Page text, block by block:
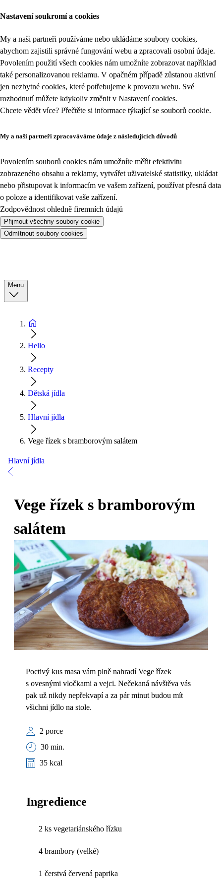
Nastavení soukromí a cookies
My a naši partneři používáme nebo ukládáme soubory cookies,
abychom zajistili správné fungování webu a zpracovali osobní údaje.
Povolením použití všech cookies nám umožníte zobrazovat například
také personalizovanou reklamu. V opačném případě zůstanou aktivní
jen nezbytné cookies, které potřebujeme k provozu webu. Své
rozhodnutí můžete kdykoliv změnit v Nastavení cookies.
Chcete vědět více? Přečtěte si informace týkající se souborů cookie.
My a naši partneři zpracováváme údaje z následujících důvodů
Povolením souborů cookies nám umožníte měřit efektivitu
zobrazeného obsahu a reklamy, vytvářet uživatelské statistiky, ukládat
nebo přistupovat k informacím ve vašem zařízení, používat přesná data
o poloze a identifikovat vaše zařízení.
Zodpovědnost ohledně firemních údajů
Přijmout všechny soubory cookie
Odmítnout soubory cookies
Menu
Hello
Recepty
Dětská jídla
Hlavní jídla
Vege řízek s bramborovým salátem
Hlavní jídla
Vege řízek s bramborovým
salátem
Poctivý kus masa vám plně nahradí Vege řízek
s ovesnými vločkami a vejci. Nečekaná návštěva vás
pak už nikdy nepřekvapí a za pár minut budou mít
všichni jídlo na stole.
2 porce
30 min.
35 kcal
Ingredience
2 ks vegetariánského řízku
4 brambory (velké)
1 čerstvá červená paprika